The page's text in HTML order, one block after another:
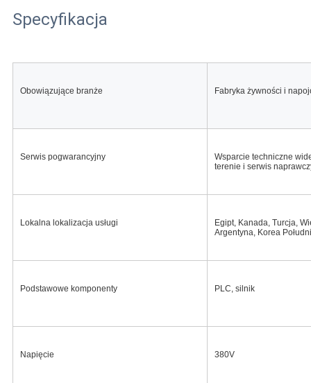
Specyfikacja
Obowiązujące branże Fabryka żywności i
Serwis pogwarancyjny
Wsparcie techniczne
terenie i serwis
Lokalna lokalizacja usługi
Egipt, Kanada, Turcja,
Argentyna, Korea
Podstawowe komponenty PLC, silnik
Napięcie 380V